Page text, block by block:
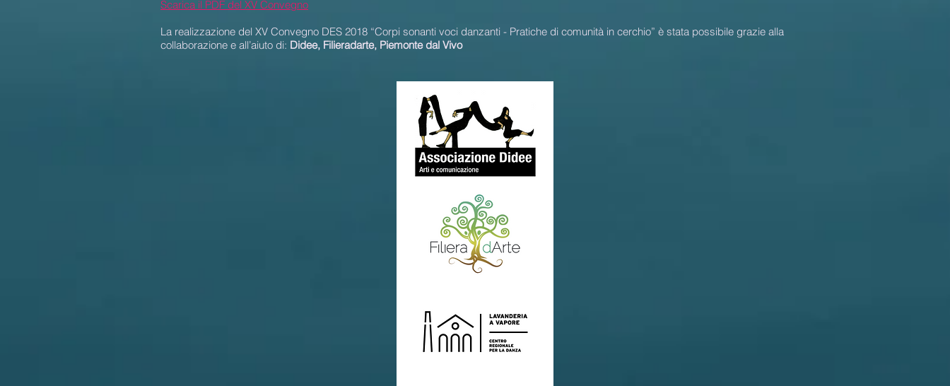
Scarica il PDF del XV Convegno
La realizzazione del XV Convegno DES 2018 “Corpi sonanti voci danzanti - Pratiche di comunità in cerchio” è stata possibile grazie alla
collaborazione e all’aiuto di: Didee, Filieradarte, Piemonte dal Vivo